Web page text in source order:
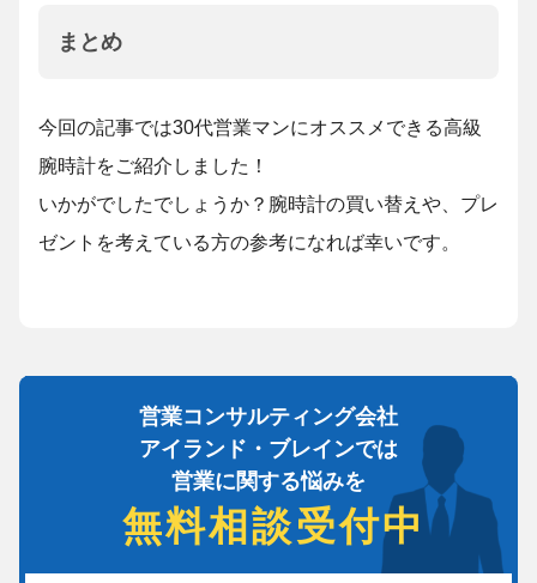
まとめ
今回の記事では30代営業マンにオススメできる高級
腕時計をご紹介しました！
いかがでしたでしょうか？腕時計の買い替えや、プレ
ゼントを考えている方の参考になれば幸いです。
営業コンサルティング会社
アイランド・ブレインでは
営業に関する悩みを
無料相談受付中